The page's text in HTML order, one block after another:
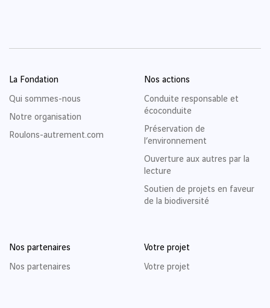
La Fondation
Qui sommes-nous
Notre organisation
Roulons-autrement.com
Nos actions
Conduite responsable et
écoconduite
Préservation de
l’environnement
Ouverture aux autres par la
lecture
Soutien de projets en faveur
de la biodiversité
Nos partenaires
Nos partenaires
Votre projet
Votre projet